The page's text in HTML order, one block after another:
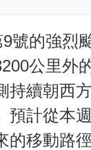
號的強烈
公里外
持續朝西
計從本
移動路